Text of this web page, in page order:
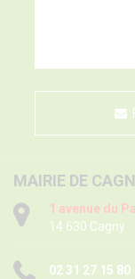
MAIRIE DE
1 avenue du
14 630 Cagny
02 31 27 15 80